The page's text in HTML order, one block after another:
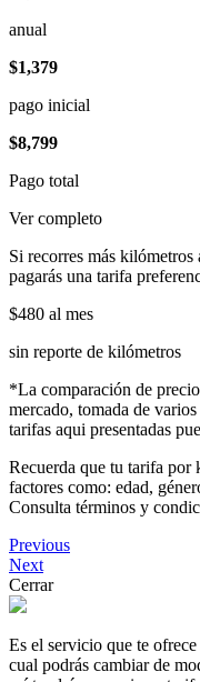
anual
$1,379
pago inicial
$8,799
Pago total
Ver completo
Si recorres más
pagarás una tarifa
$480 al mes
sin reporte de kilómetros
*La comparación de
mercado, tomada de
tarifas aqui presentadas
Recuerda que tu tarifa por
factores como: edad,
Consulta términos y
Previous
Next
Cerrar
Es el servicio que te
cual podrás cambiar de